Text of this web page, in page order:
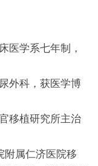
医学系七年制，
外科，获医学博
移植研究所主治
附属仁济医院移